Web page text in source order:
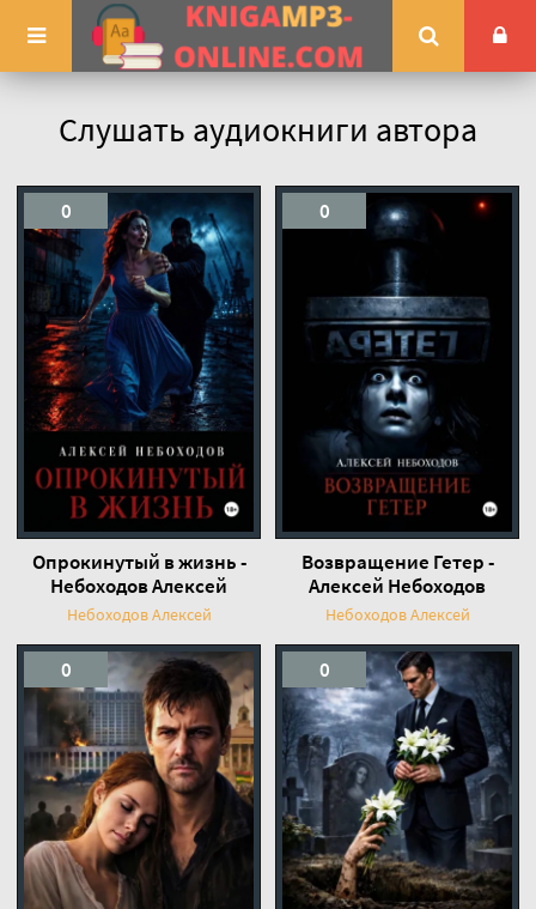
Слушать аудиокниги автора
0
Опрокинутый в жизнь -
Небоходов Алексей
Небоходов Алексей
0
Возвращение Гетер -
Алексей Небоходов
Небоходов Алексей
0 0